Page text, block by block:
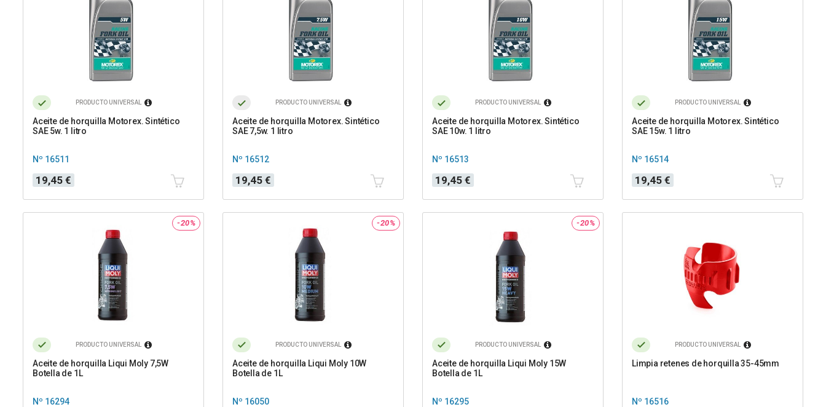
PRODUCTO UNIVERSAL
Aceite de horquilla Motorex. Sintético
SAE 5w. 1 litro
Nº 16511
Precio
19,45 €
PRODUCTO UNIVERSAL
Aceite de horquilla Motorex. Sintético
SAE 7,5w. 1 litro
Nº 16512
Precio
19,45 €
PRODUCTO UNIVERSAL
Aceite de horquilla Motorex. Sintético
SAE 10w. 1 litro
Nº 16513
Precio
19,45 €
PRODUCTO UNIVERSAL
Aceite de horquilla Motorex. Sintético
SAE 15w. 1 litro
Nº 16514
Precio
19,45 €
-20%
PRODUCTO UNIVERSAL
Aceite de horquilla Liqui Moly 7,5W
Botella de 1L
Nº 16294
-20%
PRODUCTO UNIVERSAL
Aceite de horquilla Liqui Moly 10W
Botella de 1L
Nº 16050
-20%
PRODUCTO UNIVERSAL
Aceite de horquilla Liqui Moly 15W
Botella de 1L
Nº 16295
PRODUCTO UNIVERSAL
Limpia retenes de horquilla 35-45mm
Nº 16516